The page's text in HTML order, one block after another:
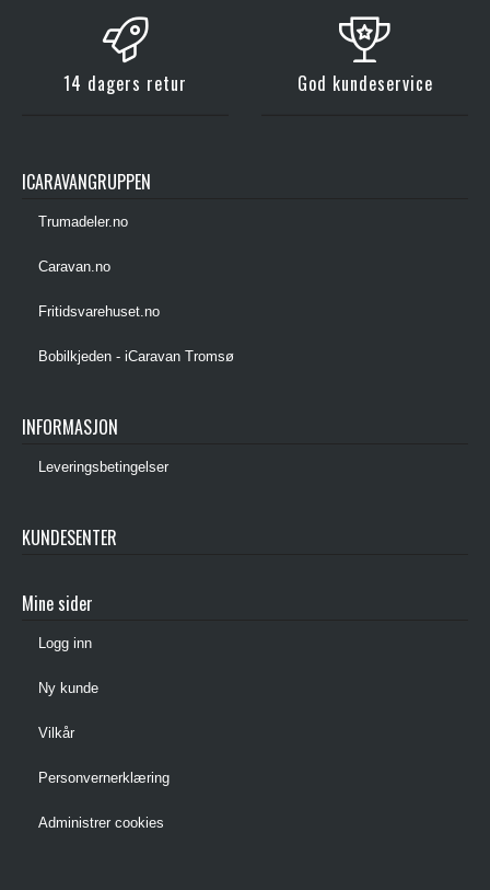
14 dagers retur God kundeservice
ICARAVANGRUPPEN
Trumadeler.no
Caravan.no
Fritidsvarehuset.no
Bobilkjeden - iCaravan Tromsø
INFORMASJON
Leveringsbetingelser
KUNDESENTER
Mine sider
Logg inn
Ny kunde
Vilkår
Personvernerklæring
Administrer cookies